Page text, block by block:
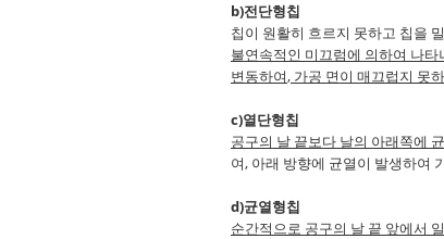
b)전단형칩
칩이 원활히 흐르지 못하고 칩을
불연속적인 미끄럼에 의하여 나
변동하여, 가공 면이 매끄럽지 못
c)열단형칩
공구의 날 끝보다 날의 아래쪽에
여, 아래 방향에 균열이 발생하여
d)균열형칩
순간적으로 공구의 날 끝 앞에서